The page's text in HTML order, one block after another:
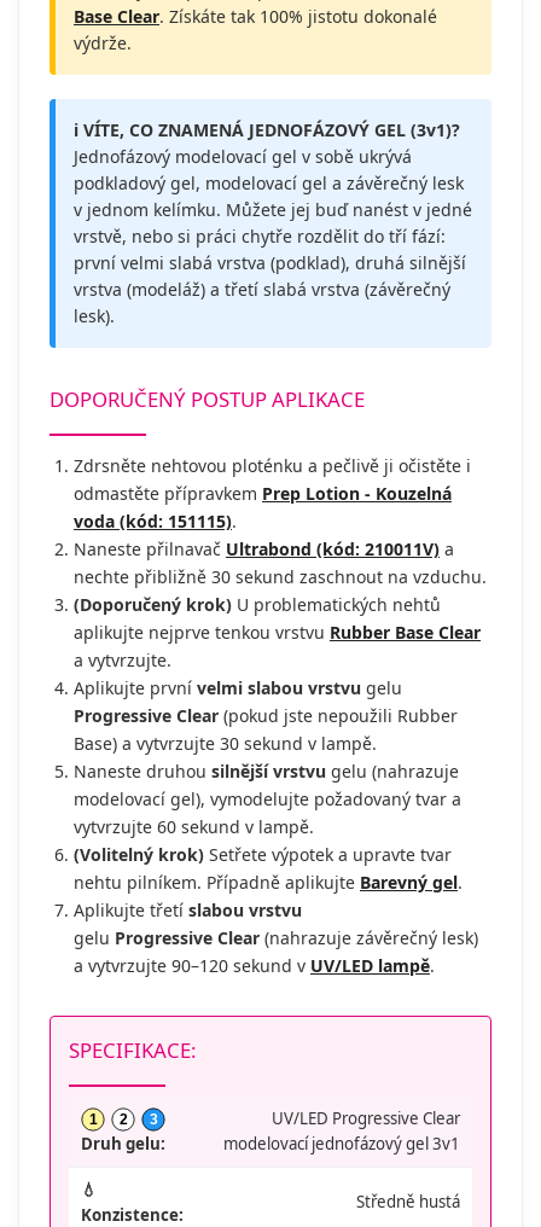
Base Clear. Získáte tak 100% jistotu dokonalé
výdrže.
ℹ️ VÍTE, CO ZNAMENÁ JEDNOFÁZOVÝ GEL (3v1)?
Jednofázový modelovací gel v sobě ukrývá
podkladový gel, modelovací gel a závěrečný lesk
v jednom kelímku. Můžete jej buď nanést v jedné
vrstvě, nebo si práci chytře rozdělit do tří fází:
první velmi slabá vrstva (podklad), druhá silnější
vrstva (modeláž) a třetí slabá vrstva (závěrečný
lesk).
DOPORUČENÝ POSTUP APLIKACE
Zdrsněte nehtovou ploténku a pečlivě ji očistěte i
odmastěte přípravkem Prep Lotion - Kouzelná
voda (kód: 151115).
Naneste přilnavač Ultrabond (kód: 210011V) a
nechte přibližně 30 sekund zaschnout na vzduchu.
(Doporučený krok) U problematických nehtů
aplikujte nejprve tenkou vrstvu Rubber Base Clear
a vytvrzujte.
Aplikujte první velmi slabou vrstvu gelu
Progressive Clear (pokud jste nepoužili Rubber
Base) a vytvrzujte 30 sekund v lampě.
Naneste druhou silnější vrstvu gelu (nahrazuje
modelovací gel), vymodelujte požadovaný tvar a
vytvrzujte 60 sekund v lampě.
(Volitelný krok) Setřete výpotek a upravte tvar
nehtu pilníkem. Případně aplikujte Barevný gel.
Aplikujte třetí slabou vrstvu
gelu Progressive Clear (nahrazuje závěrečný lesk)
a vytvrzujte 90–120 sekund v UV/LED lampě.
SPECIFIKACE:
1 2 3
Druh gelu:
UV/LED Progressive Clear
modelovací jednofázový gel 3v1
💧
Konzistence:
Středně hustá